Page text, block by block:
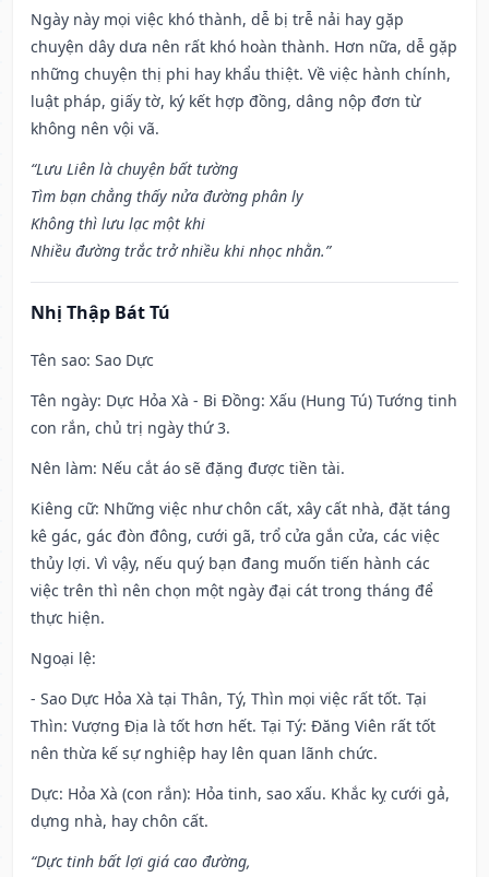
Ngày này mọi việc khó thành, dễ bị trễ nải hay gặp
chuyện dây dưa nên rất khó hoàn thành. Hơn nữa, dễ gặp
những chuyện thị phi hay khẩu thiệt. Về việc hành chính,
luật pháp, giấy tờ, ký kết hợp đồng, dâng nộp đơn từ
không nên vội vã.
“Lưu Liên là chuyện bất tường
Tìm bạn chẳng thấy nửa đường phân ly
Không thì lưu lạc một khi
Nhiều đường trắc trở nhiều khi nhọc nhằn.”
Nhị Thập Bát Tú
Tên sao: Sao Dực
Tên ngày: Dực Hỏa Xà - Bi Đồng: Xấu (Hung Tú) Tướng tinh
con rắn, chủ trị ngày thứ 3.
Nên làm: Nếu cắt áo sẽ đặng được tiền tài.
Kiêng cữ: Những việc như chôn cất, xây cất nhà, đặt táng
kê gác, gác đòn đông, cưới gã, trổ cửa gắn cửa, các việc
thủy lợi. Vì vậy, nếu quý bạn đang muốn tiến hành các
việc trên thì nên chọn một ngày đại cát trong tháng để
thực hiện.
Ngoại lệ:
- Sao Dực Hỏa Xà tại Thân, Tý, Thìn mọi việc rất tốt. Tại
Thìn: Vượng Địa là tốt hơn hết. Tại Tý: Đăng Viên rất tốt
nên thừa kế sự nghiệp hay lên quan lãnh chức.
Dực: Hỏa Xà (con rắn): Hỏa tinh, sao xấu. Khắc kỵ cưới gả,
dựng nhà, hay chôn cất.
“Dực tinh bất lợi giá cao đường,